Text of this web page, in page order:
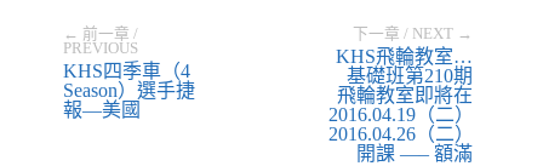
← 前一章 /
PREVIOUS
KHS四季車（4
Season）選手捷
報—美國
下一章 / NEXT →
KHS飛輪教室…
基礎班第210期
飛輪教室即將在
2016.04.19（二）,
2016.04.26（二）
開課 —– 額滿